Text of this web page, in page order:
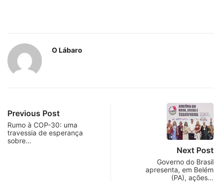
O Lábaro
Previous Post
Rumo à COP-30: uma
travessia de esperança
sobre…
Next Post
Governo do Brasil
apresenta, em Belém
(PA), ações…